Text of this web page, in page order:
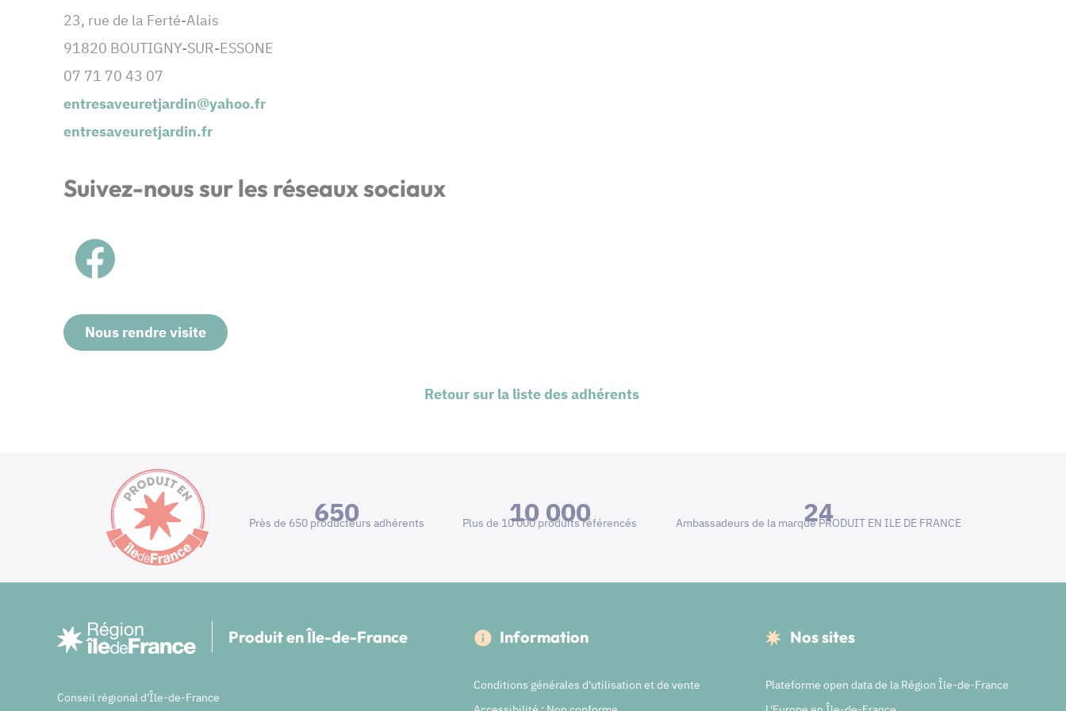
23, rue de la Ferté-Alais
91820 BOUTIGNY-SUR-ESSONE
07 71 70 43 07
entresaveuretjardin@yahoo.fr
entresaveuretjardin.fr
Suivez-nous sur les réseaux sociaux
Nous rendre visite
Retour sur la liste des adhérents
650
Près de 650 producteurs adhérents 10 000
Plus de 10 000 produits référencés 24
Ambassadeurs de la marque PRODUIT EN ILE DE FRANCE
Produit en Île-de-France
Conseil régional d'Île-de-France
Information
Conditions générales d'utilisation et de vente
Nos sites
Plateforme open data de la Région Île-de-France